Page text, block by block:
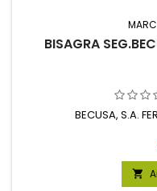
BISAGRA
BECUSA, S.A.
